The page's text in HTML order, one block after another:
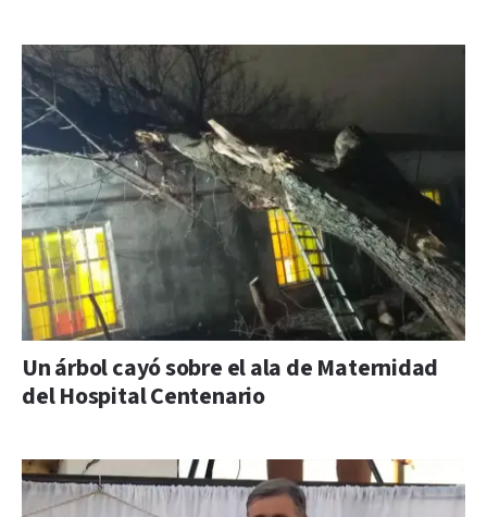
Un árbol cayó sobre el ala de Maternidad
del Hospital Centenario